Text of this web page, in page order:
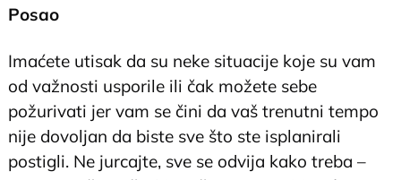
Posao
Imaćete utisak da su neke situacije koje su vam
od važnosti usporile ili čak možete sebe
požurivati jer vam se čini da vaš trenutni tempo
nije dovoljan da biste sve što ste isplanirali
postigli. Ne jurcajte, sve se odvija kako treba –